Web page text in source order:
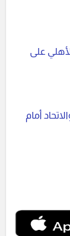
على
أمام